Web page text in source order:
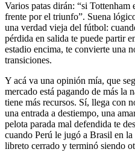
Varios patas dirán: “si
frente por el triunfo”. Suena
una verdad vieja del fútbol:
pérdida en salida te puede partir
estadio encima, te convierte una
transiciones.
Y acá va una opinión mía, que
mercado está pagando de más la
tiene más recursos. Sí, llega con
una entrada a destiempo, una
pelota parada mal defendida te
cuando Perú le jugó a Brasil en
libreto cerrado y terminó siendo